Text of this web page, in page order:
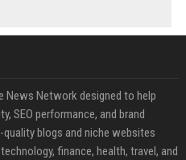
News Network designed to help
SEO performance, and brand
blogs and niche websites
finance, health, travel, and